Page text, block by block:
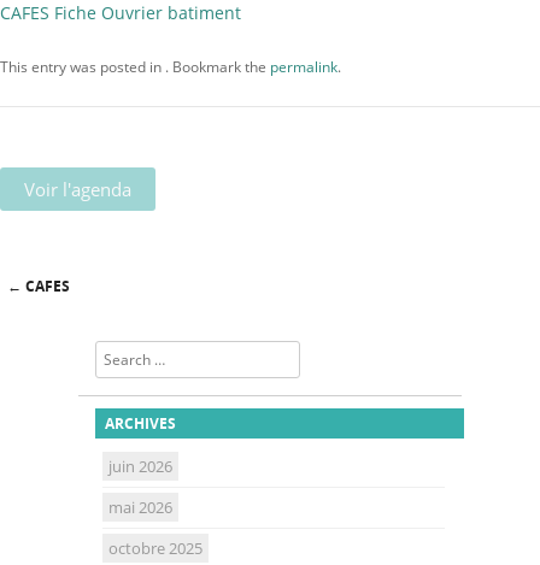
CAFES Fiche Ouvrier batiment
This entry was posted in . Bookmark the permalink.
Voir l'agenda
← CAFES
Search
ARCHIVES
juin 2026
mai 2026
octobre 2025